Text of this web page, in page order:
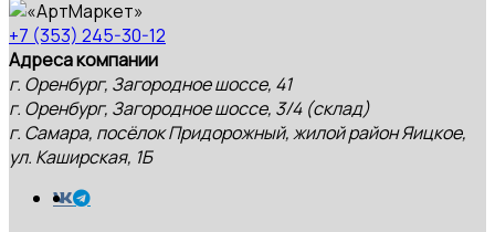
+7 (353) 245-30-12
Адреса компании
г. Оренбург, Загородное шоссе, 41
г. Оренбург, Загородное шоссе, 3/4 (склад)
г. Самара, посёлок Придорожный, жилой район Яицкое,
ул. Каширская, 1Б